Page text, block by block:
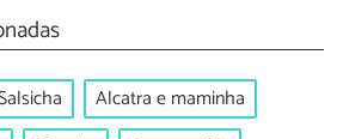
Alcatra e maminha